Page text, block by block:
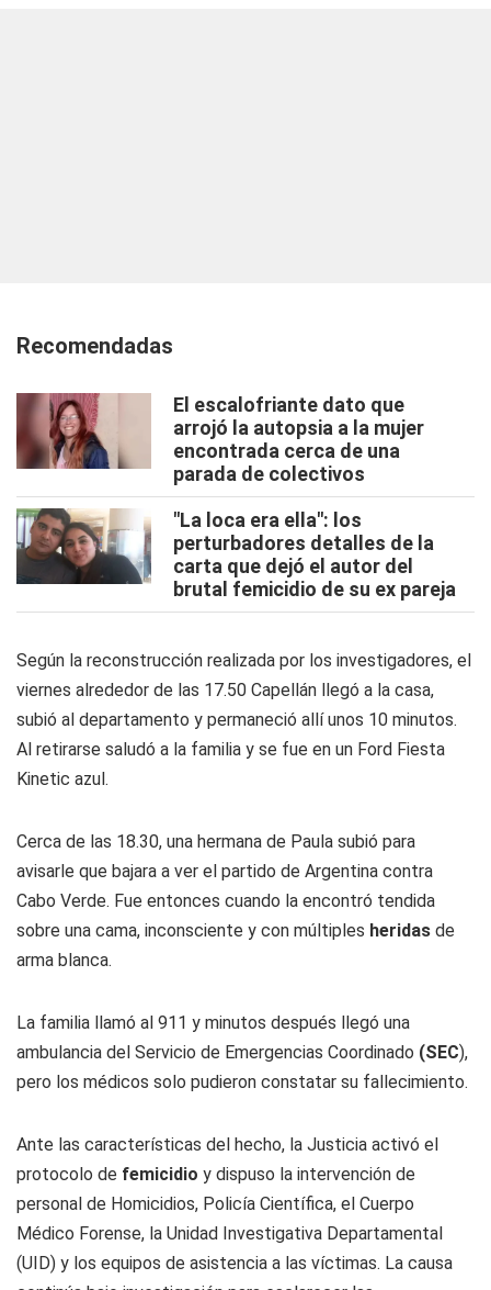
Recomendadas
El escalofriante dato que
arrojó la autopsia a la mujer
encontrada cerca de una
parada de colectivos
"La loca era ella": los
perturbadores detalles de la
carta que dejó el autor del
brutal femicidio de su ex pareja
Según la reconstrucción realizada por los investigadores, el
viernes alrededor de las 17.50 Capellán llegó a la casa,
subió al departamento y permaneció allí unos 10 minutos.
Al retirarse saludó a la familia y se fue en un Ford Fiesta
Kinetic azul.
Cerca de las 18.30, una hermana de Paula subió para
avisarle que bajara a ver el partido de Argentina contra
Cabo Verde. Fue entonces cuando la encontró tendida
sobre una cama, inconsciente y con múltiples heridas de
arma blanca.
La familia llamó al 911 y minutos después llegó una
ambulancia del Servicio de Emergencias Coordinado (SEC),
pero los médicos solo pudieron constatar su fallecimiento.
Ante las características del hecho, la Justicia activó el
protocolo de femicidio y dispuso la intervención de
personal de Homicidios, Policía Científica, el Cuerpo
Médico Forense, la Unidad Investigativa Departamental
(UID) y los equipos de asistencia a las víctimas. La causa